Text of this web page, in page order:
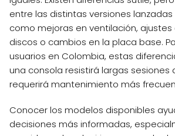
entre las distintas versiones
como mejoras en ventilación,
discos o cambios en la placa base.
usuarios en Colombia, estas
una consola resistirá largas sesiones
requerirá mantenimiento más
Conocer los modelos disponibles
decisiones más informadas,